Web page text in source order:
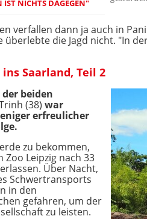
IST NICHTS DAGEGEN"
verfallen dann ja auch in
überlebte die Jagd nicht. "In
Saarland, Teil 2
der beiden
(38) war
erfreulicher
zu bekommen,
Zoo Leipzig nach 33
Über Nacht,
Schwertransports
in den
gefahren, um der
zu leisten.